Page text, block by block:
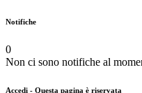
Notifiche
0
Non ci sono notifiche al
Accedi - Questa pagina è riservata